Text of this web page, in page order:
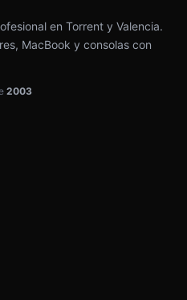
en Torrent y Valencia.
MacBook y consolas con
2003